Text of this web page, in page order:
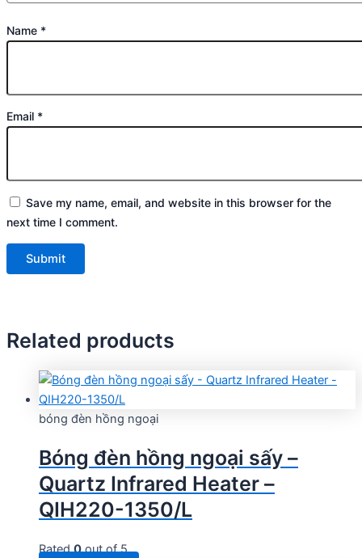
Name *
Email *
Save my name, email, and website in this browser for the
next time I comment.
Related products
bóng đèn hồng ngoại
Bóng đèn hồng ngoại sấy –
Quartz Infrared Heater –
QIH220-1350/L
Rated0out of 5